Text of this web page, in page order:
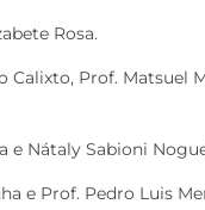
Rosa.
Calixto, Prof. Matsuel
e Nátaly Sabioni
e Prof. Pedro Luis